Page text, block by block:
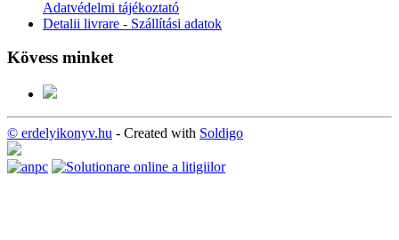
Adatvédelmi tájékoztató
Detalii livrare - Szállítási adatok
Kövess minket
© erdelyikonyv.hu - Created with Soldigo